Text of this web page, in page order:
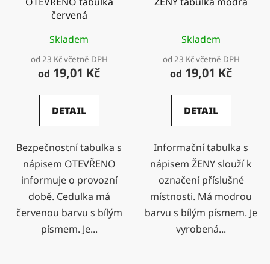
červená
Skladem
od 23 Kč včetně DPH
od 19,01 Kč
DETAIL
Bezpečnostní tabulka s
nápisem OTEVŘENO
informuje o provozní
době. Cedulka má
červenou barvu s bílým
písmem. Je...
Skladem
od 23 Kč včetně DPH
od 19,01 Kč
DETAIL
Informační tabulka s
nápisem ŽENY slouží k
označení příslušné
místnosti. Má modrou
barvu s bílým písmem. Je
vyrobená...